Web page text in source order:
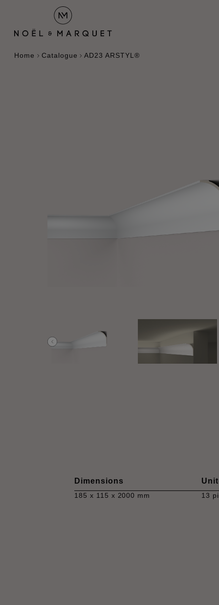
Home Catalogue AD23 ARSTYL®
Dimensions
185 x 115 x 2000 mm 13